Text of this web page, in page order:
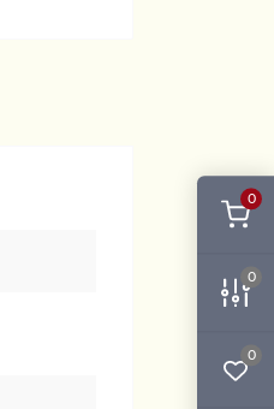
0
0
0